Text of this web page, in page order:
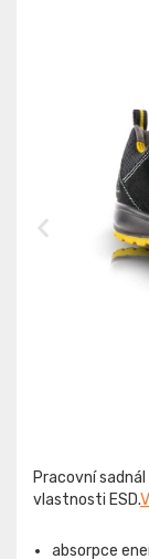
Pracovní
vlastnosti ESD.
absorpce